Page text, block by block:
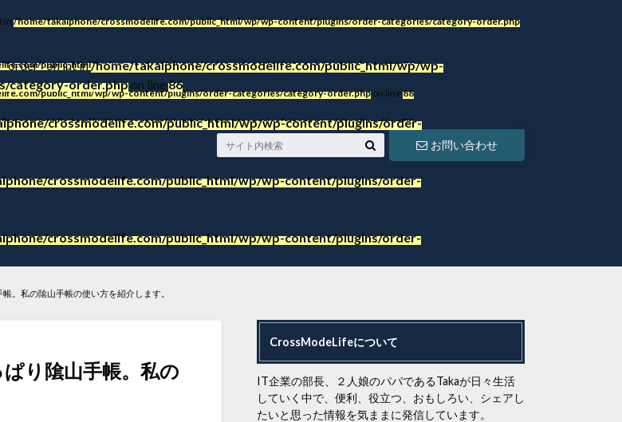
in/home/takaiphone/crossmodelife.com/public_html/wp/wp-content/plugins/order-categories/category-order.php
public_html/wp/wp-content/plugins/order-categories/category-order.phpon line86
public_html/wp/wp-content/plugins/order-categories/category-order.php on line 88
public_html/wp/wp-content/plugins/order-categories/category-order.phpon line88
お問い合わせ
on int in/home/takaiphone/crossmodelife.com/public_html/wp/wp-
category-order.php on line86
crossmodelife.com/public_html/wp/wp-content/plugins/order-
crossmodelife.com/public_html/wp/wp-content/plugins/order-
crossmodelife.com/public_html/wp/wp-content/plugins/order-
。私の隂山手帳の使い方を紹介します。
り隂山手帳。私の
CrossModeLifeについて
IT企業の部長、２人娘のパパであるTakaが日々生活
していく中で、便利、役立つ、おもしろい、シェアし
たいと思った情報を気ままに発信しています。